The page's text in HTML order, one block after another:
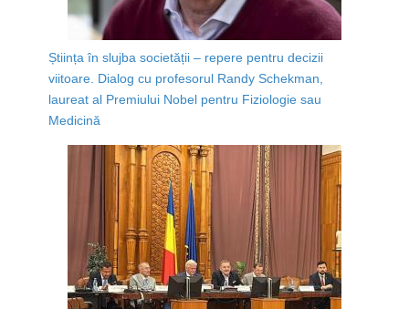
Știința în slujba societății – repere pentru decizii
viitoare. Dialog cu profesorul Randy Schekman,
laureat al Premiului Nobel pentru Fiziologie sau
Medicină